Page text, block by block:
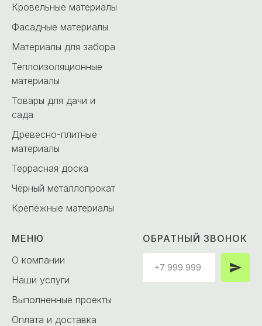
Кровельные материалы
Фасадные материалы
Материалы для забора
Теплоизоляционные
материалы
Товары для дачи и
сада
Древесно-плитные
материалы
Террасная доска
Чёрный металлопрокат
Крепёжные материалы
МЕНЮ
О компании
Наши услуги
Выполненные проекты
Оплата и доставка
ОБРАТНЫЙ ЗВОНОК